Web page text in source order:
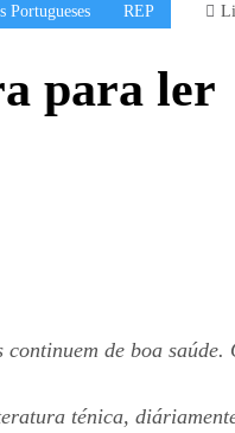
Portugueses REP
para ler
de boa
ténica,